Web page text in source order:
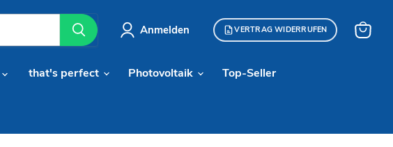
Anmelden VERTRAG WIDERRUFEN
that's perfect Photovoltaik Top-Seller